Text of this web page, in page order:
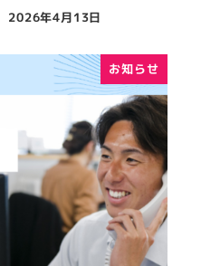
2026年4月13日
お知らせ